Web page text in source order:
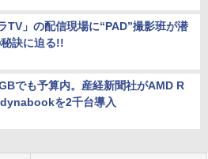
TV」の配信現場に“PAD”撮影班が潜
訣に迫る!!
でも予算内。産経新聞社がAMD R
を2千台導入